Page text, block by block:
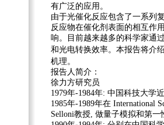
有广泛的应用。
由于光催化反应包含了一系列
反应物在催化剂表面的相互作
响。
目前越来越多的科学家通
和光电转换效率。本报告将介
机理。
报告人简介：
徐力方研究员
1979年-1984年: 中国科技大学
1985年-1989年在 International
Selloni教授 做量子模拟和第一